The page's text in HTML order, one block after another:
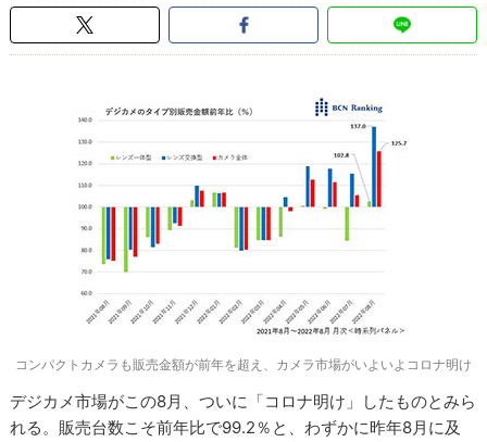
コンパクトカメラも販売金額が前年を超え、カメラ市場がいよいよコロナ明け
デジカメ市場がこの8月、ついに「コロナ明け」したものとみら
れる。販売台数こそ前年比で99.2％と、わずかに昨年8月に及